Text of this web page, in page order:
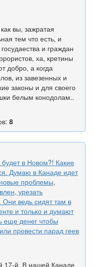
вы, зажратая
тем что есть, и
и граждан
ха, кретины
добро, а когда
из завезенных и
законы и для своего
белым конодолам..
8
будет в Новом?! Какие
Думаю в Канаде идет
проблемы,
урезать
Они ведь сидят там в
и только и думают
еще денег чтобы
провести парад геев
17-й. В нашей Канаде